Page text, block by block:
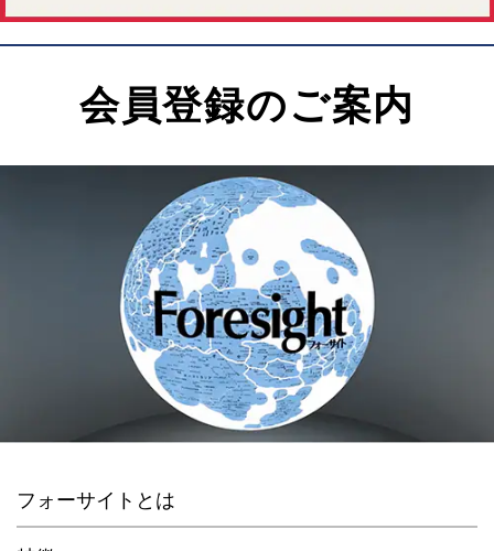
会員登録のご案内
フォーサイトとは